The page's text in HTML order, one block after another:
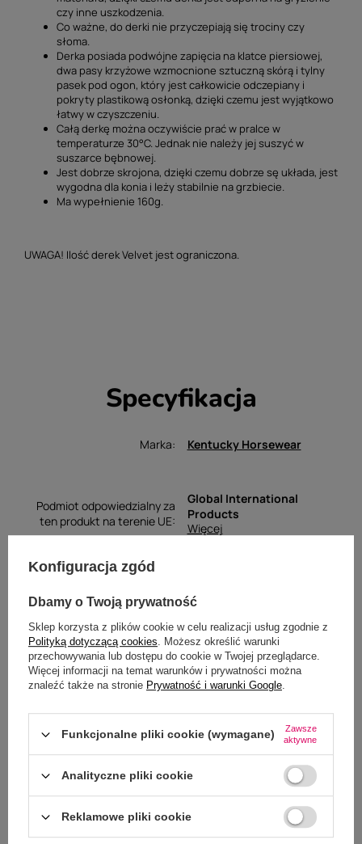
czy inne uszkodzenia.
Co ważne, do derki nie przyczepiają się trociny czy
słoma.
Derka posiada podwójne zapięcia na klatce piersiowej,
dwa pasy krzyżowe wzmocnione sztuczną skórą i tylny
pasek pod ogon, który jest całkowicie odczepiany i
pokryty plastikową osłonką, dzięki czemu jest wyjątkowo
łatwy w czyszczeniu.
Całą derkę można oczywiście prać w pralce w
temperaturze 30°C. Jednak nie należy jej suszyć w
suszarce bębnowej.
Jest dobrze skrojona, dzięki czemu dobrze sę układa, jest
wygodna dla konia i leży stabilnie na grzbiecie.
Ma wypełnienie 160g.
UWAGA! Ilość derek Velvet jest ograniczona.
Specyfikacja
Marka Kentucky Horsewear
Podmiot odpowiedzialny za
ten produkt na terenie UE
Global International
Products
Więcej
Opinie
Kentucky derka stajenna
Velvet 160g - granatowa
5.00
Liczba wystawionych opinii: 3
Napisz swoją opinię
Konfiguracja zgód
Dbamy o Twoją prywatność
Sklep korzysta z plików cookie w celu realizacji usług zgodnie z
Polityką dotyczącą cookies. Możesz określić warunki
przechowywania lub dostępu do cookie w Twojej przeglądarce.
Więcej informacji na temat warunków i prywatności można
znaleźć także na stronie Prywatność i warunki Google.
Funkcjonalne pliki cookie (wymagane)
Zawsze
aktywne
Analityczne pliki cookie
Reklamowe pliki cookie